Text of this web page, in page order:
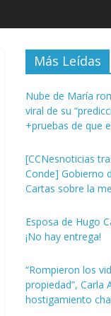
Más Leídas
Nube de María
viral de su
+pruebas de que
[CCNesnoticias
Conde] Gobierno
Cartas sobre la
Esposa de Hugo
¡No hay entrega!
“Rompieron los
propiedad”, Carla
hostigamiento